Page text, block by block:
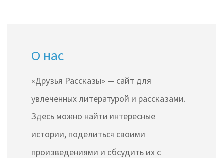
О нас
«Друзья Рассказы» — сайт для
увлеченных литературой и рассказами.
Здесь можно найти интересные
истории, поделиться своими
произведениями и обсудить их с